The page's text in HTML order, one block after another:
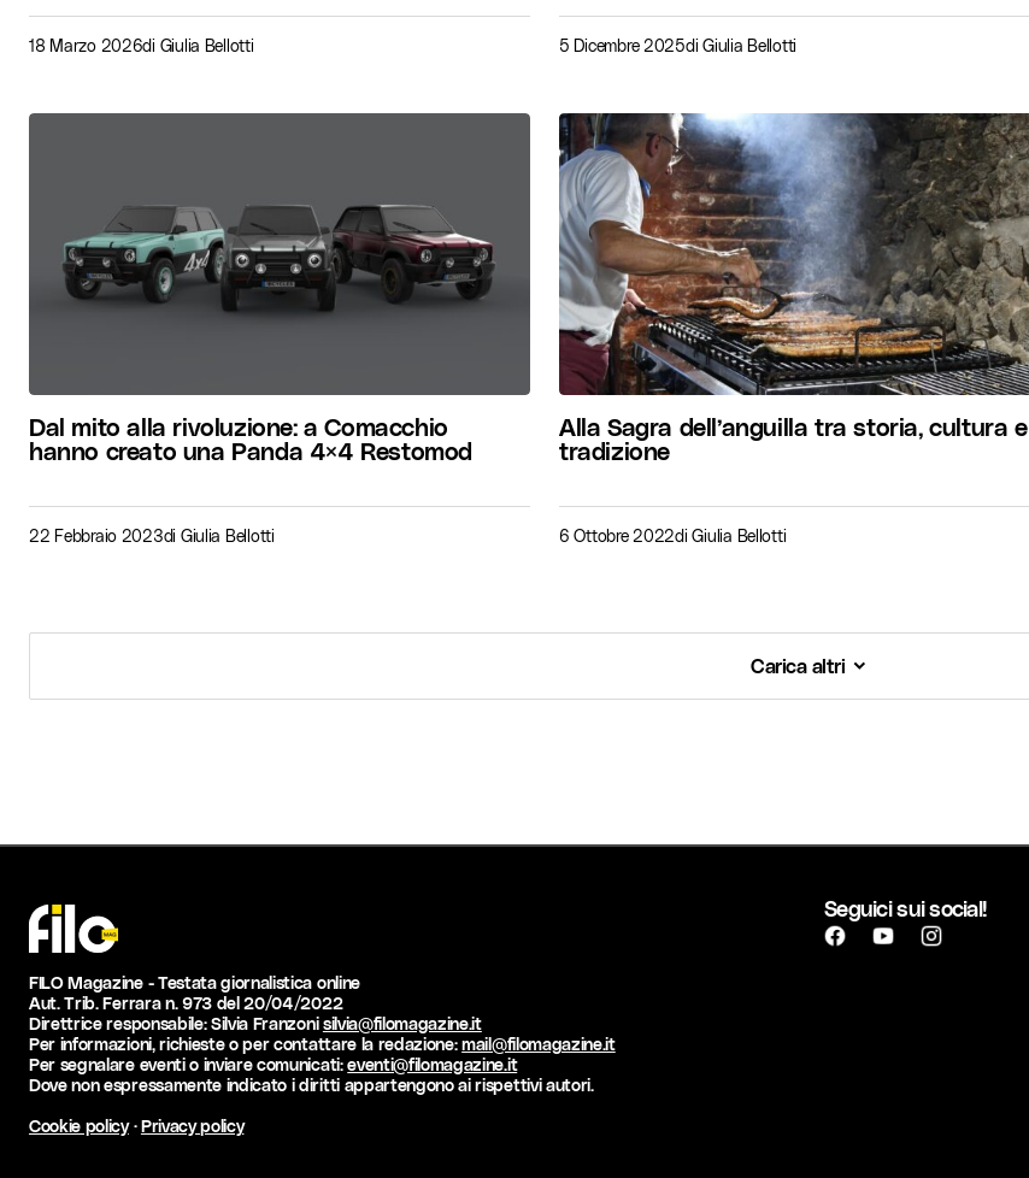
18 Marzo 2026di Giulia Bellotti 5 Dicembre 2025di Giulia Bellotti
Dal mito alla rivoluzione: a Comacchio
hanno creato una Panda 4×4 Restomod
22 Febbraio 2023di Giulia Bellotti
Alla Sagra dell’anguilla tra storia, cultura e
tradizione
6 Ottobre 2022di Giulia Bellotti
Carica altri
FILO Magazine - Testata giornalistica online
Aut. Trib. Ferrara n. 973 del 20/04/2022
Direttrice responsabile: Silvia Franzonisilvia@filomagazine.it
Per informazioni, richieste o per contattare la redazione:mail@filomagazine.it
Per segnalare eventi o inviare comunicati:eventi@filomagazine.it
Dove non espressamente indicato i diritti appartengono ai rispettivi autori.
Cookie policy·Privacy policy
Seguici sui social!